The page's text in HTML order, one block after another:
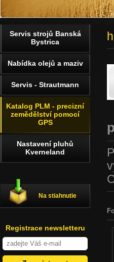
Servis strojů Banská
Bystrica
Nabídka olejů a maziv
Servis - Strautmann
Katalog PLM - precizní
zemědělství pomocí
GPS
Nastavení pluhů
Kverneland
Na stiahnutie
Registrace newsletteru